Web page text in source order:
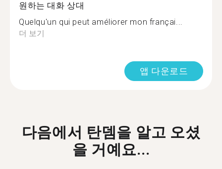
원하는 대화 상대
Quelqu'un qui peut améliorer mon françai...
더 보기
앱 다운로드
다음에서 탄뎀을 알고 오셨
을 거예요...